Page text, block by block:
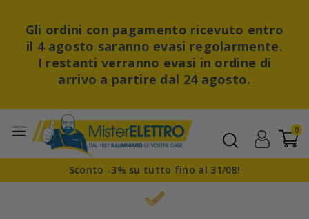
Gli ordini con pagamento ricevuto entro
il 4 agosto saranno evasi regolarmente.
I restanti verranno evasi in ordine di
arrivo a partire dal 24 agosto.
0
Sconto -3% su tutto fino al 31/08!